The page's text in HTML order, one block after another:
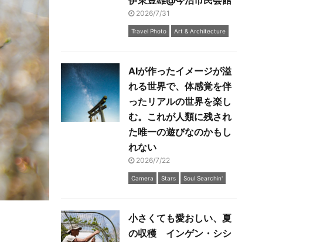
2026/7/31
Travel Photo Art & Architecture
AIが作ったイメージが溢
れる世界で、体感覚を伴
ったリアルの世界を楽し
む。これが人類に残され
た唯一の遊びなのかもし
れない
2026/7/22
Camera Stars Soul Searchin'
小さくても愛おしい、夏
の収穫 インゲン・シシ